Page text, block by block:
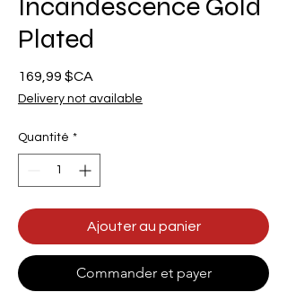
Plated
169,99 $CA
Delivery not available
Quantité *
Ajouter au panier
Commander et payer